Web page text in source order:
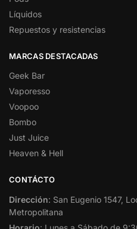
Líquidos
Repuestos y resistencias
MARCAS DESTACADAS
Geek Bar
Vaporesso
Voopoo
Bombo
Just Juice
Heaven & Hell
CONTÁCTO
Dirección: San Eugenio 1547,
Metropolitana